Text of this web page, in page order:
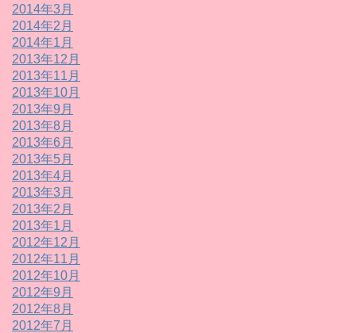
2014年3月
2014年2月
2014年1月
2013年12月
2013年11月
2013年10月
2013年9月
2013年8月
2013年6月
2013年5月
2013年4月
2013年3月
2013年2月
2013年1月
2012年12月
2012年11月
2012年10月
2012年9月
2012年8月
2012年7月